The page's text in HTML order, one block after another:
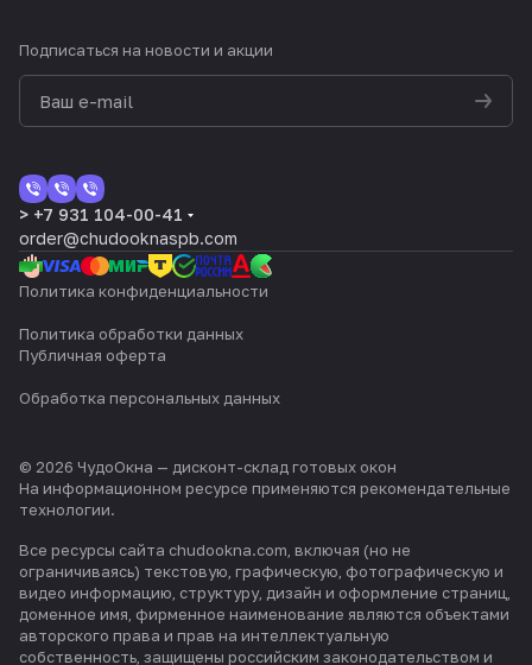
Подписаться на новости и акции
> +7 931 104-00-41
order@chudooknaspb.com
Политика конфиденциальности
Политика обработки данных
Публичная оферта
Обработка персональных данных
© 2026 ЧудоОкна — дисконт-склад готовых окон
На информационном ресурсе применяются рекомендательные
технологии.
Все ресурсы сайта chudookna.com, включая (но не
ограничиваясь) текстовую, графическую, фотографическую и
видео информацию, структуру, дизайн и оформление страниц,
доменное имя, фирменное наименование являются объектами
авторского права и прав на интеллектуальную
собственность, защищены российским законодательством и